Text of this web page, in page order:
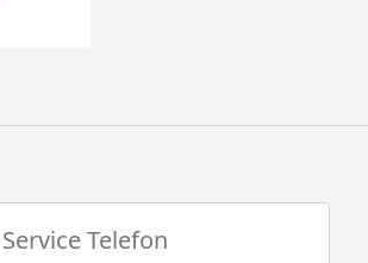
Service Telefon